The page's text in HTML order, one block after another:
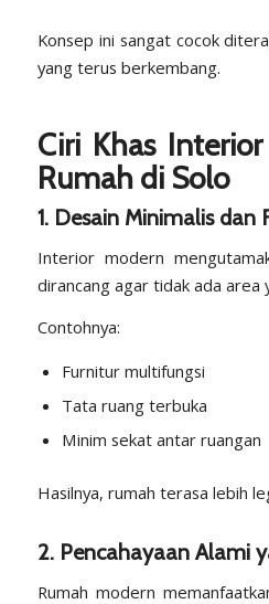
Konsep ini sangat cocok
yang terus berkembang.
Ciri Khas
Rumah di Solo
1. Desain Minimalis dan
Interior modern
dirancang agar tidak ada area
Contohnya:
Furnitur multifungsi
Tata ruang terbuka
Minim sekat antar ruangan
Hasilnya, rumah terasa lebih
2. Pencahayaan Alami
Rumah modern